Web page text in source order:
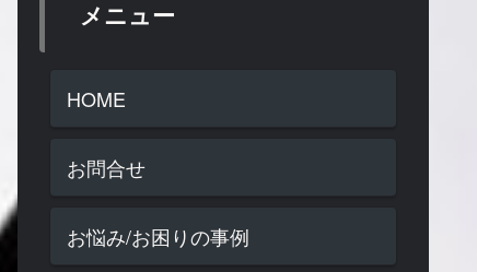
メニュー
HOME
お問合せ
お悩み/お困りの事例